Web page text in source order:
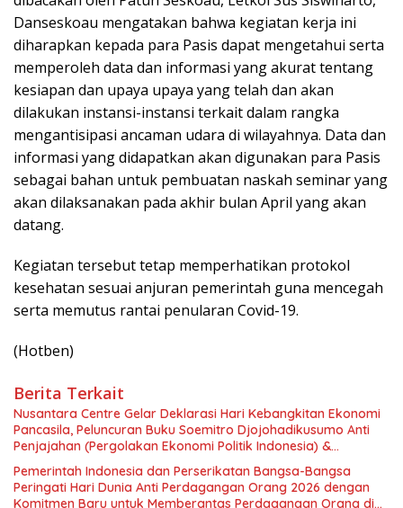
Danseskoau mengatakan bahwa kegiatan kerja ini
diharapkan kepada para Pasis dapat mengetahui serta
memperoleh data dan informasi yang akurat tentang
kesiapan dan upaya upaya yang telah dan akan
dilakukan instansi-instansi terkait dalam rangka
mengantisipasi ancaman udara di wilayahnya. Data dan
informasi yang didapatkan akan digunakan para Pasis
sebagai bahan untuk pembuatan naskah seminar yang
akan dilaksanakan pada akhir bulan April yang akan
datang.
Kegiatan tersebut tetap memperhatikan protokol
kesehatan sesuai anjuran pemerintah guna mencegah
serta memutus rantai penularan Covid-19.
(Hotben)
Berita Terkait
Nusantara Centre Gelar Deklarasi Hari Kebangkitan Ekonomi
Pancasila, Peluncuran Buku Soemitro Djojohadikusumo Anti
Penjajahan (Pergolakan Ekonomi Politik Indonesia) &
Simposium Nasional “Urgensi Undang-Undang Perekonomian
Nasional dan Kesejahteraan Sosial dalam Menata Bangsa
Menuju Indonesia Emas 2045”,
Pemerintah Indonesia dan Perserikatan Bangsa-Bangsa
Peringati Hari Dunia Anti Perdagangan Orang 2026 dengan
Komitmen Baru untuk Memberantas Perdagangan Orang di